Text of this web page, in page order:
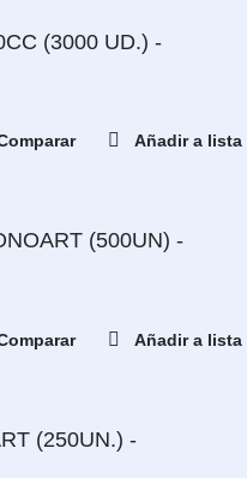
(3000 UD.) -
Añadir a lista
(500UN) -
Añadir a lista
(250UN.) -